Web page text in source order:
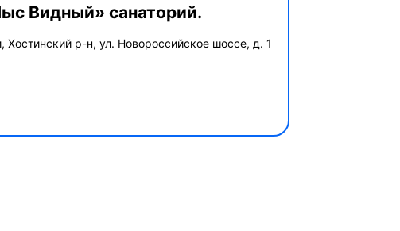
Видный» санаторий.
Хостинский р-н, ул. Новороссийское шоссе, д. 1